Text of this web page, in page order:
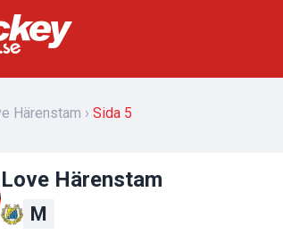
Härenstam Sida 5
Love Härenstam
M